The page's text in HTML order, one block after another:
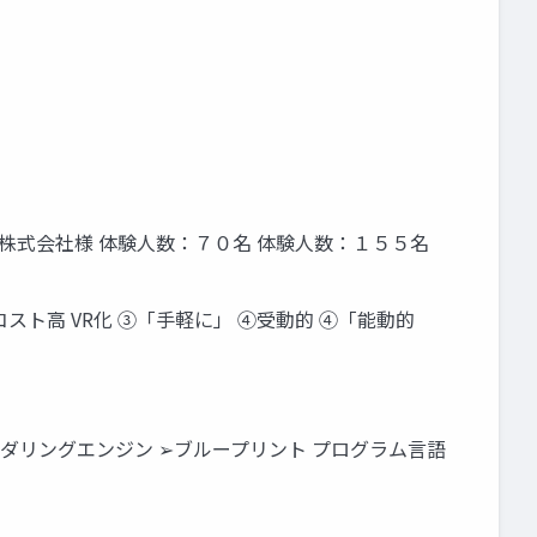
式会社様 体験人数：７０名 体験人数：１５５名
ト高 VR化 ➂「手軽に」 ④受動的 ④「能動的
リングエンジン ➢ブループリント プログラム言語